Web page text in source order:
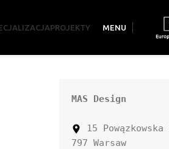
PROJEKTY MENU
MAS Design
15
797 Warsaw